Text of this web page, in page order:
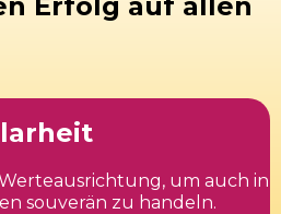
um auch in
souverän zu handeln.